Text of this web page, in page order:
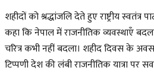
शहीदों को श्रद्धांजलि देते हुए राष्ट्रीय स्वतंत्र
कहा कि नेपाल में राजनीतिक व्यवस्थाएँ
चरित्र कभी नहीं बदला। शहीद दिवस के
टिप्पणी देश की लंबी राजनीतिक यात्रा पर